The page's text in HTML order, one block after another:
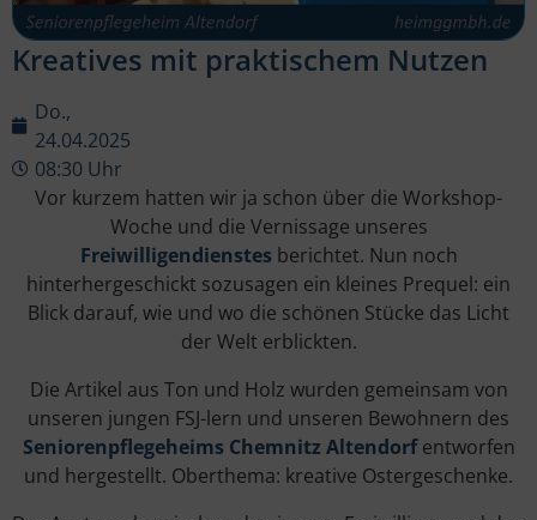
Kreatives mit praktischem Nutzen
Do.,
24.04.2025
08:30 Uhr
Vor kurzem hatten wir ja schon über die Workshop-
Woche und die Vernissage unseres
Freiwilligendienstes berichtet. Nun noch
hinterhergeschickt sozusagen ein kleines Prequel: ein
Blick darauf, wie und wo die schönen Stücke das Licht
der Welt erblickten.
Die Artikel aus Ton und Holz wurden gemeinsam von
unseren jungen FSJ-lern und unseren Bewohnern des
Seniorenpflegeheims Chemnitz Altendorfentworfen
und hergestellt. Oberthema: kreative Ostergeschenke.